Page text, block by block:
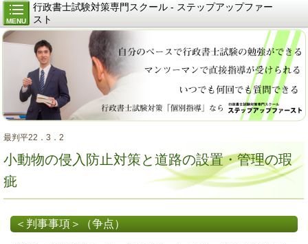
MENU
行政書士試験対策専門スクール - ステップアップファー
スト
最判平22．3．2
小動物の侵入防止対策と道路の設置・管理の瑕
疵
＜判事事項＞（争点）